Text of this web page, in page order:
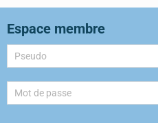
Espace membre